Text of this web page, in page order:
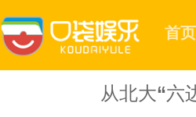
首页
从北大“六